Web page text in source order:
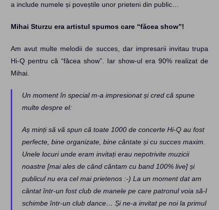
a include numele și poveștile unor prieteni din public…
Mihai Sturzu era artistul spumos care “făcea show”!
Am avut multe melodii de succes, dar impresarii invitau trupa
Hi-Q pentru că “făcea show”. Iar show-ul era 90% realizat de
Mihai.
Un moment în special m-a impresionat și cred că spune
multe despre el:
Aș minți să vă spun că toate 1000 de concerte Hi-Q au fost
perfecte, bine organizate, bine cântate și cu succes maxim.
Unele locuri unde eram invitați erau nepotrivite muzicii
noastre [mai ales de când cântam cu band 100% live] și
publicul nu era cel mai prietenos :-) La un moment dat am
cântat într-un fost club de manele pe care patronul voia să-l
schimbe într-un club dance… Și ne-a invitat pe noi la primul